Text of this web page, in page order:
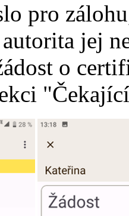
pro
jej
o